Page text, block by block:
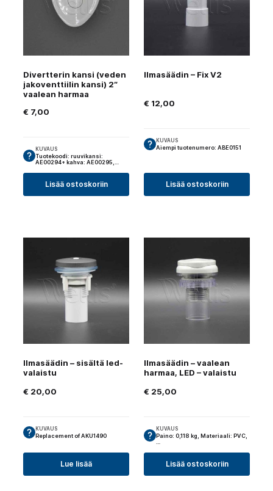
Divertterin kansi (veden
jakoventtiilin kansi) 2″
vaalean harmaa
€ 7,00
KUVAUS
Tuotekoodi: ruuvikansi:
AE00294+ kahva: AE00295,…
Lisää ostoskoriin
Ilmasäädin – Fix V2
€ 12,00
KUVAUS
Aiempi tuotenumero: ABE0151
Lisää ostoskoriin
Ilmasäädin – sisältä led-
valaistu
€ 20,00
KUVAUS
Replacement of AKU1490
Lue lisää
Ilmasäädin – vaalean
harmaa, LED – valaistu
€ 25,00
KUVAUS
Paino: 0,118 kg, Materiaali: PVC,
Lisää ostoskoriin